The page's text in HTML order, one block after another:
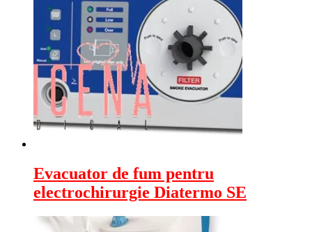
Evacuator de fum pentru
electrochirurgie Diatermo SE